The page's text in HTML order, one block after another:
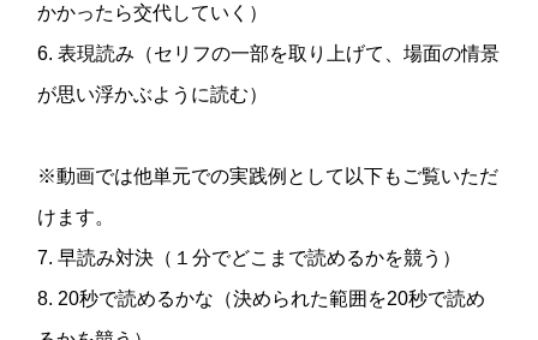
かかったら交代していく）
6. 表現読み（セリフの一部を取り上げて、場面の情景
が思い浮かぶように読む）
※動画では他単元での実践例として以下もご覧いただ
けます。
7. 早読み対決（１分でどこまで読めるかを競う）
8. 20秒で読めるかな（決められた範囲を20秒で読め